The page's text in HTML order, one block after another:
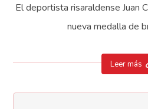
El deportista risaraldense Juan
nueva medalla de
Leer más